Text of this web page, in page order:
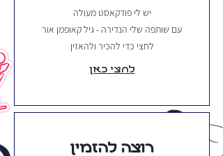
יש לי פודקאסט מעולה
עם שותפה שלי הנדירה - גיל קאופמן אור
לחצי כדי להכיר ולהאזין
לחצי כאן
רוצה להזמין